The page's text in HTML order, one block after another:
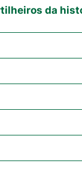
da